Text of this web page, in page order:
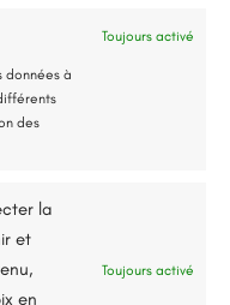
Toujours activé
données à
des
la
et
en
Toujours activé
basé sur le
les primes
en charge*